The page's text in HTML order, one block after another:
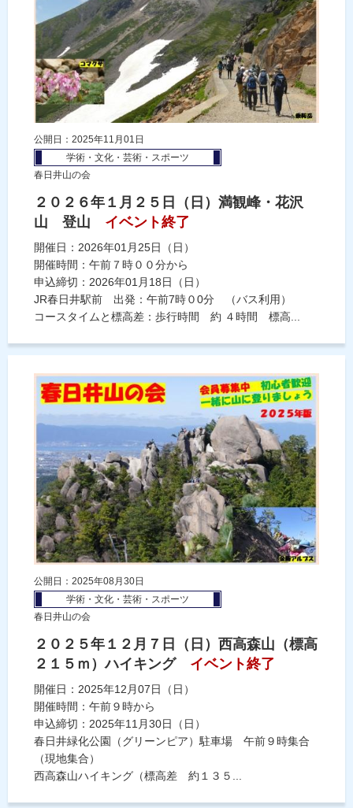
公開日：2025年11月01日
学術・文化・芸術・スポーツ
春日井山の会
２０２６年１月２５日（日）満観峰・花沢
山 登山
イベント終了
開催日：2026年01月25日（日）
開催時間：午前７時００分から
申込締切：2026年01月18日（日）
JR春日井駅前 出発：午前7時０0分 （バス利用）
コースタイムと標高差：歩行時間 約 ４時間 標高...
公開日：2025年08月30日
学術・文化・芸術・スポーツ
春日井山の会
２０２５年１２月７日（日）西高森山（標高
２１５ｍ）ハイキング
イベント終了
開催日：2025年12月07日（日）
開催時間：午前９時から
申込締切：2025年11月30日（日）
春日井緑化公園（グリーンピア）駐車場 午前９時集合
（現地集合）
西高森山ハイキング（標高差 約１３５...